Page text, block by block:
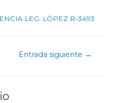
LEG. LÓPEZ R-3493
Entrada siguiente →